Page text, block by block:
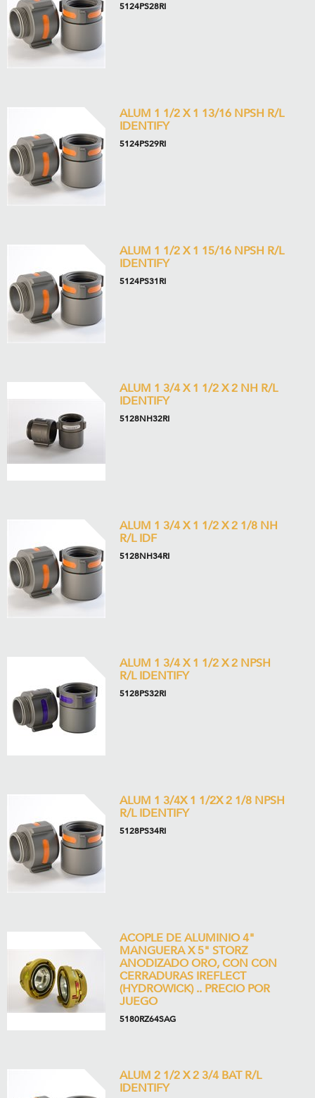
5124PS28RI
ALUM 1 1/2 X 1 13/16 NPSH R/L
IDENTIFY
5124PS29RI
ALUM 1 1/2 X 1 15/16 NPSH R/L
IDENTIFY
5124PS31RI
ALUM 1 3/4 X 1 1/2 X 2 NH R/L
IDENTIFY
5128NH32RI
ALUM 1 3/4 X 1 1/2 X 2 1/8 NH
R/L IDF
5128NH34RI
ALUM 1 3/4 X 1 1/2 X 2 NPSH
R/L IDENTIFY
5128PS32RI
ALUM 1 3/4X 1 1/2X 2 1/8 NPSH
R/L IDENTIFY
5128PS34RI
ACOPLE DE ALUMINIO 4"
MANGUERA X 5" STORZ
ANODIZADO ORO, CON CON
CERRADURAS IREFLECT
(HYDROWICK) .. PRECIO POR
JUEGO
5180RZ64SAG
ALUM 2 1/2 X 2 3/4 BAT R/L
IDENTIFY